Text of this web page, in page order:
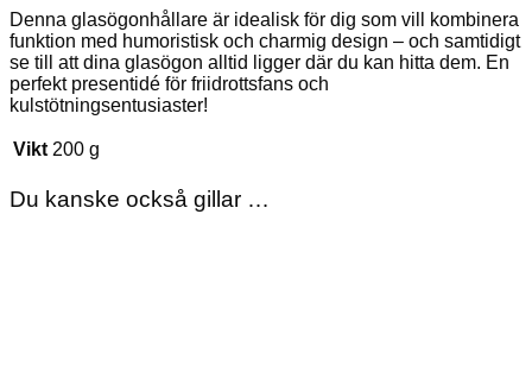
Denna glasögonhållare är idealisk för dig som vill kombinera
funktion med humoristisk och charmig design – och samtidigt
se till att dina glasögon alltid ligger där du kan hitta dem. En
perfekt presentidé för friidrottsfans och
kulstötningsentusiaster!
Vikt 200 g
Du kanske också gillar …